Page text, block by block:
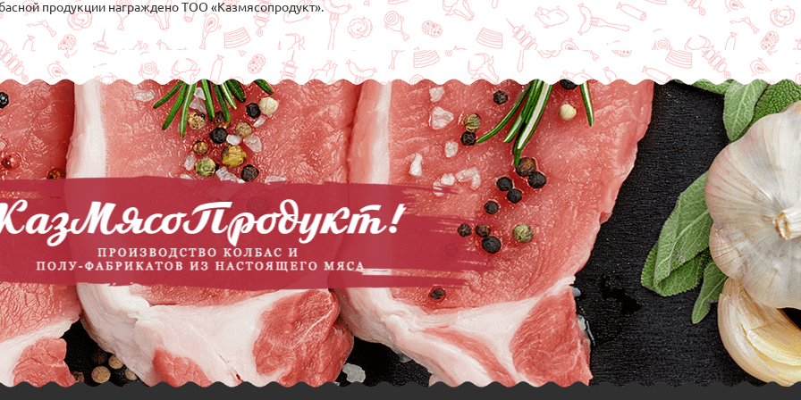
продукции награждено ТОО «Казмясопродукт».